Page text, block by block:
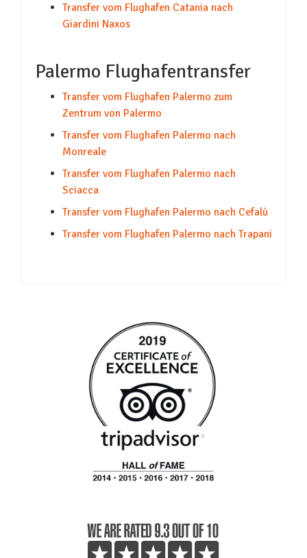
Transfer vom Flughafen Catania nach
Giardini Naxos
Palermo Flughafentransfer
Transfer vom Flughafen Palermo zum
Zentrum von Palermo
Transfer vom Flughafen Palermo nach
Monreale
Transfer vom Flughafen Palermo nach
Sciacca
Transfer vom Flughafen Palermo nach Cefalù
Transfer vom Flughafen Palermo nach Trapani